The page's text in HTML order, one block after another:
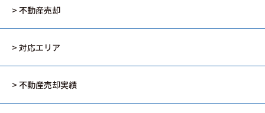
> 不動産売却
> 対応エリア
> 不動産売却実績